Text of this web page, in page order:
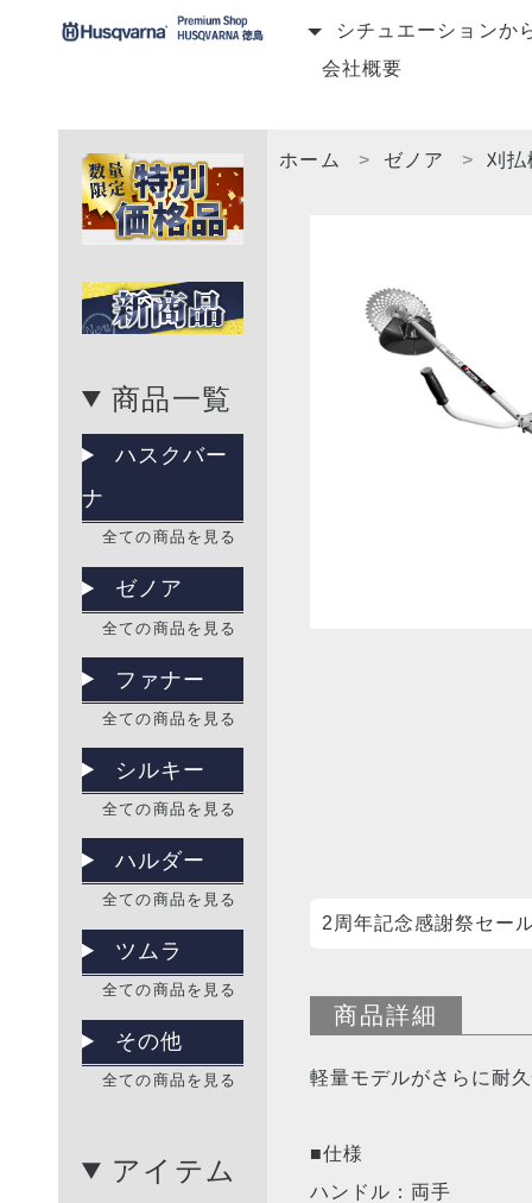
シチュエーションか
会社概要
商品一覧
ハスクバー
ナ
全ての商品を見る
ゼノア
全ての商品を見る
ファナー
全ての商品を見る
シルキー
全ての商品を見る
ハルダー
全ての商品を見る
ツムラ
全ての商品を見る
その他
全ての商品を見る
アイテム
ホーム ゼノア 刈払
2周年記念感謝祭セー
商品詳細
軽量モデルがさらに耐
■仕様
ハンドル：両手